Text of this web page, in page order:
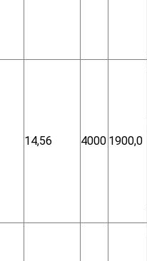
14,56 4000 1900,0